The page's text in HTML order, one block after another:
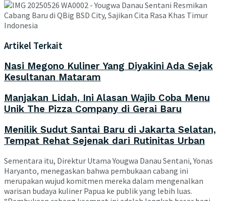
Artikel Terkait
Nasi Megono Kuliner Yang Diyakini Ada Sejak
Kesultanan Mataram
Manjakan Lidah, Ini Alasan Wajib Coba Menu
Unik The Pizza Company di Gerai Baru
Menilik Sudut Santai Baru di Jakarta Selatan,
Tempat Rehat Sejenak dari Rutinitas Urban
Sementara itu, Direktur Utama Yougwa Danau Sentani, Yonas
Haryanto, menegaskan bahwa pembukaan cabang ini
merupakan wujud komitmen mereka dalam mengenalkan
warisan budaya kuliner Papua ke publik yang lebih luas.